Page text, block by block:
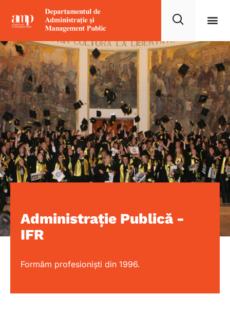
Administrație Publică -
IFR
Formăm profesioniști din 1996.